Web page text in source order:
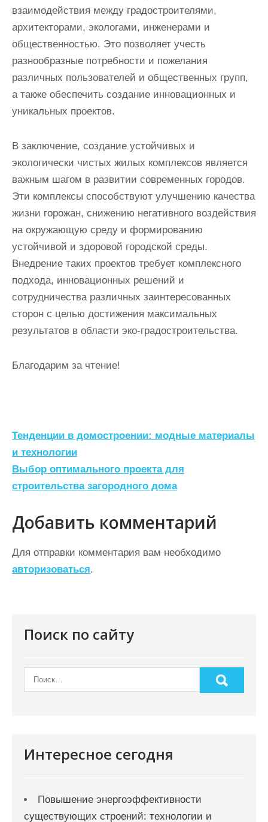
взаимодействия между градостроителями,
архитекторами, экологами, инженерами и
общественностью. Это позволяет учесть
разнообразные потребности и пожелания
различных пользователей и общественных групп,
а также обеспечить создание инновационных и
уникальных проектов.
В заключение, создание устойчивых и
экологически чистых жилых комплексов является
важным шагом в развитии современных городов.
Эти комплексы способствуют улучшению качества
жизни горожан, снижению негативного воздействия
на окружающую среду и формированию
устойчивой и здоровой городской среды.
Внедрение таких проектов требует комплексного
подхода, инновационных решений и
сотрудничества различных заинтересованных
сторон с целью достижения максимальных
результатов в области эко-градостроительства.
Благодарим за чтение!
Н
а
в
и
г
а
ц
и
м
Тенденции в домостроении: модные материалы
и технологии
Выбор оптимального проекта для
строительства загородного дома
Добавить комментарий
Для отправки комментария вам необходимо
авторизоваться.
Поиск по сайту
Интересное сегодня
Повышение энергоэффективности
существующих строений: технологии и